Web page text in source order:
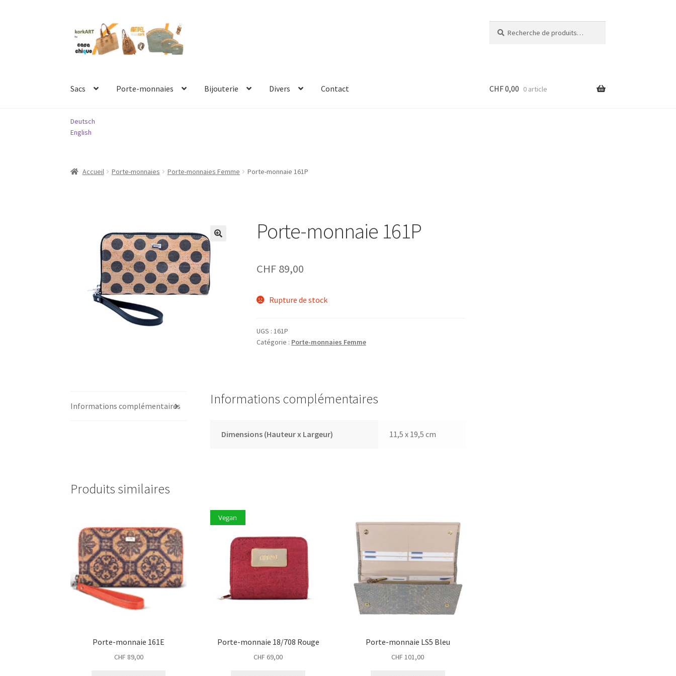
la
au
contenu
pour :
Sacs Porte-monnaies Bijouterie Divers Contact CHF0,00 0 article
Deutsch
English
Accueil Porte-monnaies Porte-monnaies Femme Porte-monnaie 161P
Porte-monnaie 161P
CHF 89,00
Rupture de stock
UGS :161P
Catégorie : Porte-monnaies Femme
Informations complémentaires Informations complémentaires
Dimensions (Hauteur x Largeur) 11,5 x 19,5 cm
Produits similaires
Porte-monnaie 161E
CHF 89,00
Vegan
Porte-monnaie 18/708 Rouge
CHF 69,00
Porte-monnaie LS5 Bleu
CHF 101,00